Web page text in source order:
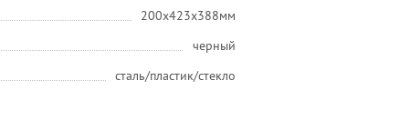
200x423x388мм
черный
сталь/пластик/стекло